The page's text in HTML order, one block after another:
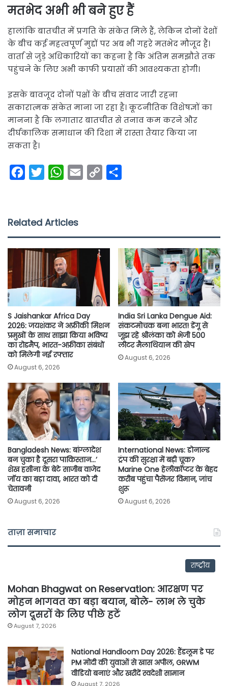
मतभेद अभी भी बने हुए हैं
हालांकि बातचीत में प्रगति के संकेत मिले हैं, लेकिन दोनों देशों
के बीच कई महत्वपूर्ण मुद्दों पर अब भी गहरे मतभेद मौजूद हैं।
वार्ता से जुड़े अधिकारियों का कहना है कि अंतिम समझौते तक
पहुंचने के लिए अभी काफी प्रयासों की आवश्यकता होगी।
इसके बावजूद दोनों पक्षों के बीच संवाद जारी रहना
सकारात्मक संकेत माना जा रहा है। कूटनीतिक विशेषज्ञों का
मानना है कि लगातार बातचीत से तनाव कम करने और
दीर्घकालिक समाधान की दिशा में रास्ता तैयार किया जा
सकता है।
e
o
o
k
t
e
W
t
A
p
p
i
k
Related Articles
S Jaishankar Africa Day
2026: जयशंकर ने अफ्रीकी मिशन
प्रमुखों के साथ साझा किया भविष्य
का रोडमैप, भारत-अफ्रीका संबंधों
को मिलेगी नई रफ्तार
August 6, 2026
India Sri Lanka Dengue Aid:
संकटमोचक बना भारत! डेंगू से
जूझ रहे श्रीलंका को भेजी 500
लीटर मैलाथियान की खेप
August 6, 2026
Bangladesh News: बांग्लादेश
बन चुका है दूसरा पाकिस्तान…’
शेख हसीना के बेटे साजीब वाजेद
जॉय का बड़ा दावा, भारत को दी
चेतावनी
August 6, 2026
International News: डोनाल्ड
ट्रंप की सुरक्षा में बड़ी चूक?
Marine One हेलीकॉप्टर के बेहद
करीब पहुंचा पैसेंजर विमान, जांच
शुरू
August 6, 2026
ताज़ा समाचार
राष्ट्रीय
Mohan Bhagwat on Reservation: आरक्षण पर
मोहन भागवत का बड़ा बयान, बोले- लाभ ले चुके
लोग दूसरों के लिए पीछे हटें
August 7, 2026
National Handloom Day 2026: हैंडलूम डे पर
PM मोदी की युवाओं से खास अपील, GRWM
वीडियो बनाएं और खरीदें स्वदेशी सामान
August 7, 2026